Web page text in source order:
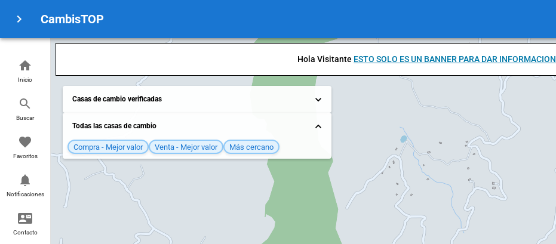
CambisTOP
Inicio
Buscar
Favoritos
Notificaciones
Contacto
Hola Visitante ESTO SOLO ES UN BANNER PARA DAR INFORMACION
Casas de cambio verificadas
Todas las casas de cambio
Compra - Mejor valor Venta - Mejor valor Más cercano